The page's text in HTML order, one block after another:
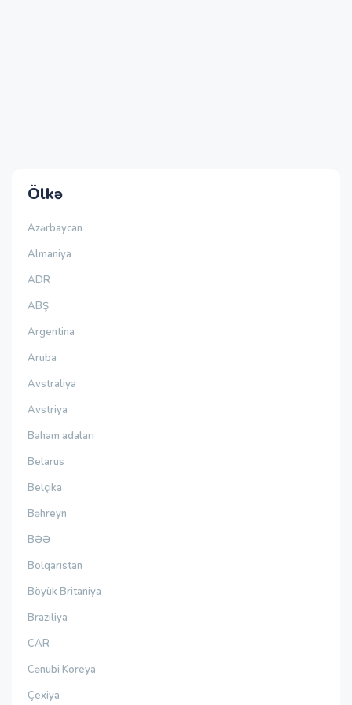
Ölkə
Azərbaycan
Almaniya
ADR
ABŞ
Argentina
Aruba
Avstraliya
Avstriya
Baham adaları
Belarus
Belçika
Bəhreyn
BƏƏ
Bolqarıstan
Böyük Britaniya
Braziliya
CAR
Cənubi Koreya
Çexiya